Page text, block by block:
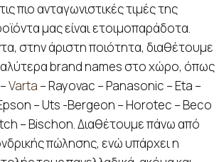
πιο ανταγωνιστικές τιμές της
μας είναι ετοιμοπαράδοτα.
στην άριστη ποιότητα, διαθέτουμε
brand names στο χώρο, όπως
Varta – Rayovac – Panasonic – Eta –
– Uts -Bergeon – Horotec – Beco
– Bischon. Διαθέτουμε πάνω από
πώλησης, ενώ υπάρχει η